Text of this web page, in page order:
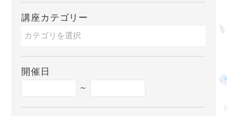
講座カテゴリー
開催日
～